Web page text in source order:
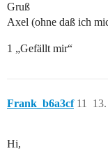
Gruß
Axel (ohne daß ich
1 „Gefällt mir“
Frank_b6a3cf 11
Hi,